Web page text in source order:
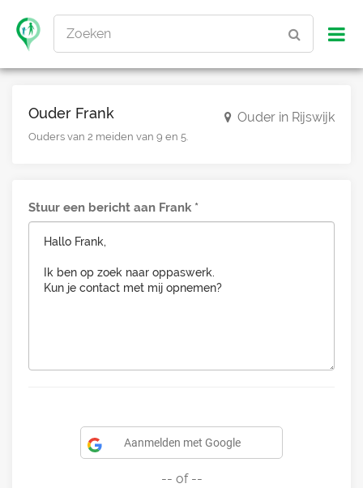
Zoeken
Ouder Frank
Ouders van 2 meiden van 9 en 5.
Ouder in Rijswijk
Stuur een bericht aan Frank
Aanmelden met Google
-- of --